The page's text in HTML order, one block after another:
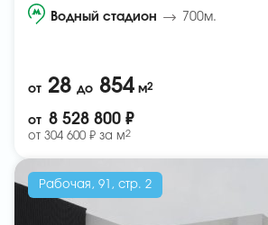
Водный стадион 700м.
от 28 до 854 м2
от 8 528 800 ₽
от 304 600 ₽ за м2
Рабочая, 91, стр. 2